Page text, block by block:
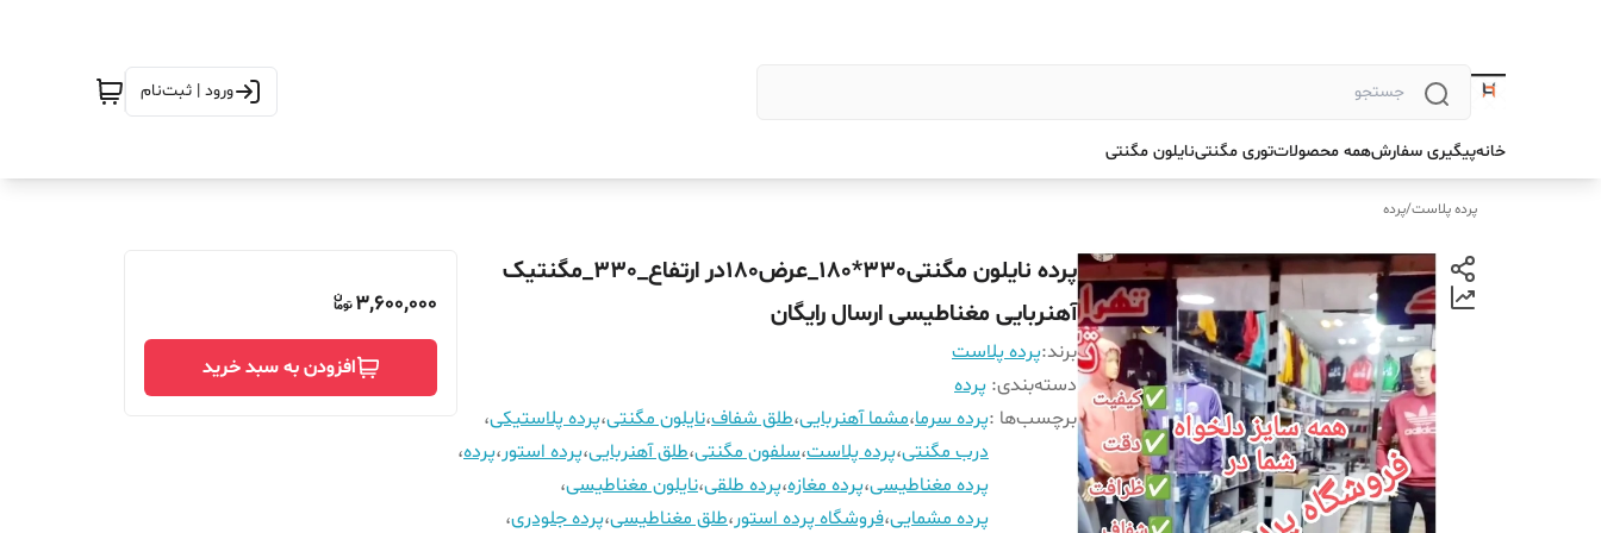
ورود | ثبت‌نام
خانهپیگیری سفارشهمه محصولاتتوری مگنتینایلون مگنتی
پرده پلاست/پرده
پرده نایلون مگنتی330*180_عرض180در ارتفاع_330_مگنتیک
آهنربایی مغناطیسی ارسال رایگان
برند:پرده پلاست
دسته‌بندی: پرده
برچسب‌ها :پرده سرما،مشما آهنربایی،طلق شفاف،نایلون مگنتی،پرده پلاستیکی،
درب مگنتی،پرده پلاست،سلفون مگنتی،طلق آهنربایی،پرده استور،پرده،
پرده مغناطیسی،پرده مغازه،پرده طلقی،نایلون مغناطیسی،
پرده مشمایی،فروشگاه پرده استور،طلق مغناطیسی،پرده جلودری،
3,600,000
افزودن به سبد خرید